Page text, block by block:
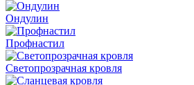
Ондулин
Профнастил
Светопрозрачная кровля